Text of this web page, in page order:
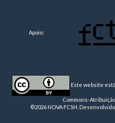
Apoio:
Este website
Commons-
©2026 NOVA FCSH.